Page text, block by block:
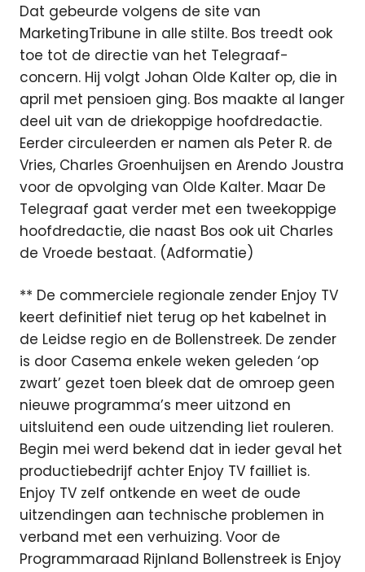
Dat gebeurde volgens de site van
MarketingTribune in alle stilte. Bos treedt ook
toe tot de directie van het Telegraaf-
concern. Hij volgt Johan Olde Kalter op, die in
april met pensioen ging. Bos maakte al langer
deel uit van de driekoppige hoofdredactie.
Eerder circuleerden er namen als Peter R. de
Vries, Charles Groenhuijsen en Arendo Joustra
voor de opvolging van Olde Kalter. Maar De
Telegraaf gaat verder met een tweekoppige
hoofdredactie, die naast Bos ook uit Charles
de Vroede bestaat. (Adformatie)
** De commerciele regionale zender Enjoy TV
keert definitief niet terug op het kabelnet in
de Leidse regio en de Bollenstreek. De zender
is door Casema enkele weken geleden ‘op
zwart’ gezet toen bleek dat de omroep geen
nieuwe programma’s meer uitzond en
uitsluitend een oude uitzending liet rouleren.
Begin mei werd bekend dat in ieder geval het
productiebedrijf achter Enjoy TV failliet is.
Enjoy TV zelf ontkende en weet de oude
uitzendingen aan technische problemen in
verband met een verhuizing. Voor de
Programmaraad Rijnland Bollenstreek is Enjoy